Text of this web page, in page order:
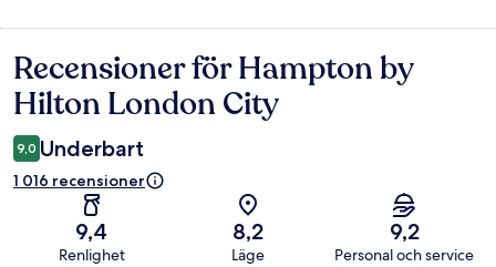
Recensioner
Recensioner för Hampton by
Hilton London City
9,0 Underbart
1 016 recensioner
9,4
Renlighet
8,2
Läge
9,2
Personal och service